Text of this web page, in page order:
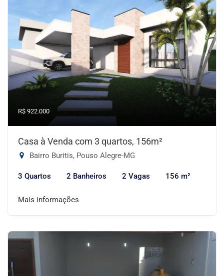
R$ 922.000
Casa à Venda com 3 quartos, 156m²
Bairro Buritis, Pouso Alegre-MG
3 Quartos 2 Banheiros 2 Vagas 156 m²
Mais informações